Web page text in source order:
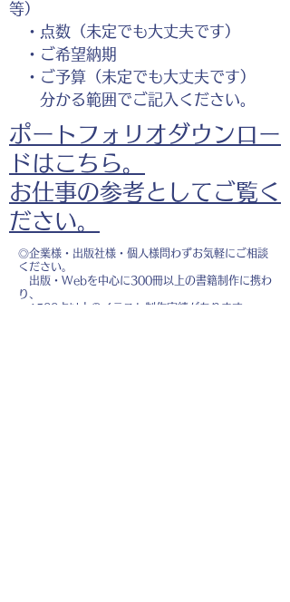
等）
・点数（未定でも大丈夫です）
・ご希望納期
・ご予算（未定でも大丈夫です）
分かる範囲でご記入ください。
ポートフォリオダウンロー
ドはこちら。
お仕事の参考としてご覧く
ださい。
◎企業様・出版社様・個人様問わずお気軽にご相談
ください。
出版・Webを中心に300冊以上の書籍制作に携わ
り、
1500点以上のイラスト制作実績があります。